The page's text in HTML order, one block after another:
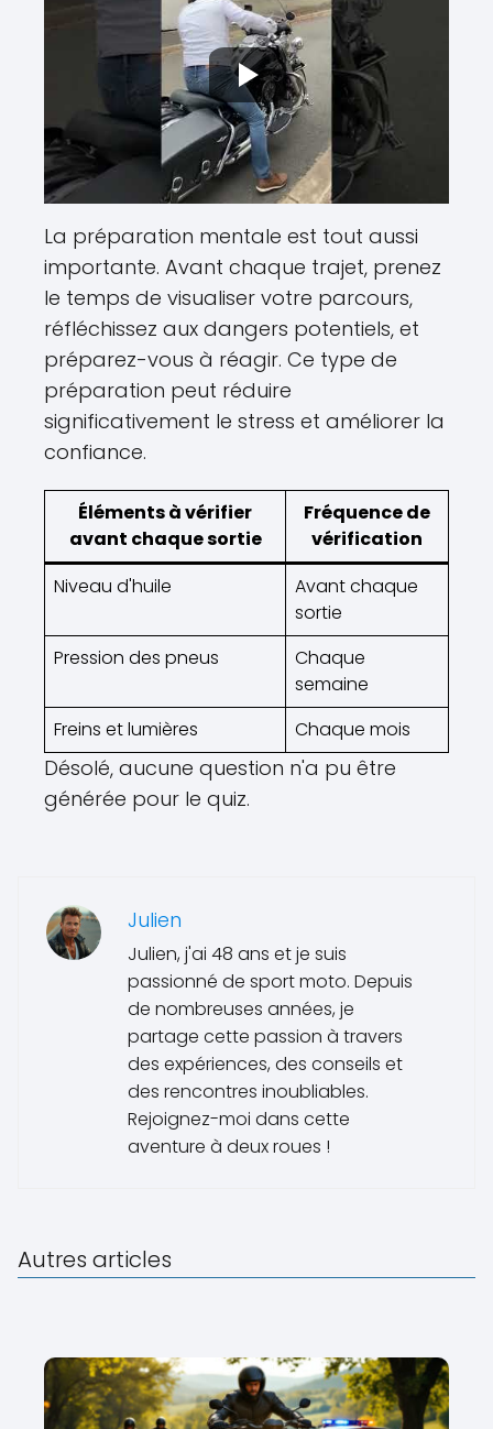
La préparation mentale est tout aussi
importante. Avant chaque trajet, prenez
le temps de visualiser votre parcours,
réfléchissez aux dangers potentiels, et
préparez-vous à réagir. Ce type de
préparation peut réduire
significativement le stress et améliorer la
confiance.
Éléments à vérifier
avant chaque sortie
Fréquence de
vérification
Niveau d'huile
Avant chaque
sortie
Pression des pneus
Chaque
semaine
Freins et lumières
Chaque mois
Désolé, aucune question n'a pu être
générée pour le quiz.
Julien
Julien, j'ai 48 ans et je suis
passionné de sport moto. Depuis
de nombreuses années, je
partage cette passion à travers
des expériences, des conseils et
des rencontres inoubliables.
Rejoignez-moi dans cette
aventure à deux roues !
Autres articles